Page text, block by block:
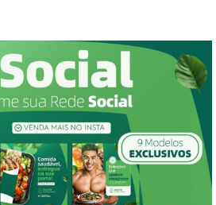
suculenta e irresistível do universo
das churrascarias. Além disso, os
designs personalizáveis garantem
um alto nível de engajamento no
feed do Instagram.